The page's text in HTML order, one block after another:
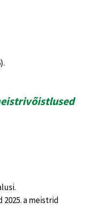
a meistrid